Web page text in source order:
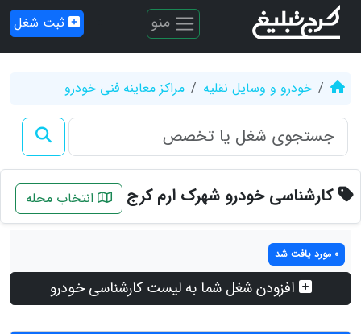
منو ثبت شغل
خودرو و وسایل نقلیه مراکز معاینه فنی خودرو
کارشناسی خودرو شهرک ارم کرج انتخاب محله
0 مورد یافت شد
افزودن شغل شما به لیست کارشناسی خودرو